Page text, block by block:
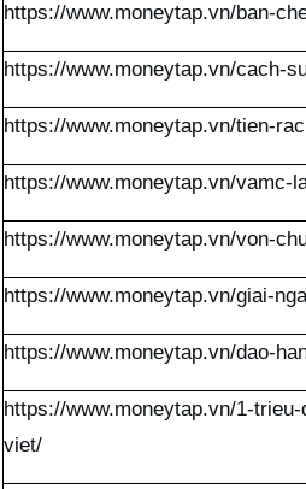
https://www.moneytap.vn/ban-
https://www.moneytap.vn/cach-
https://www.moneytap.vn/tien-
https://www.moneytap.vn/vamc-
https://www.moneytap.vn/von-
https://www.moneytap.vn/giai-
https://www.moneytap.vn/dao-
https://www.moneytap.vn/1-
viet/